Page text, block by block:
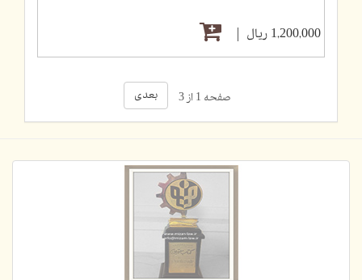
1,200,000 ریال
صفحه 1 از 3 بعدی